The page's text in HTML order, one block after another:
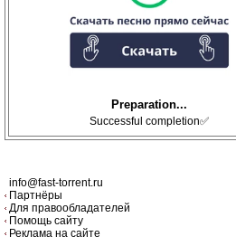
Preparation...
Successful completion✅
info@fast-torrent.ru
Партнёры
Для правообладателей
Помощь сайту
Реклама на сайте